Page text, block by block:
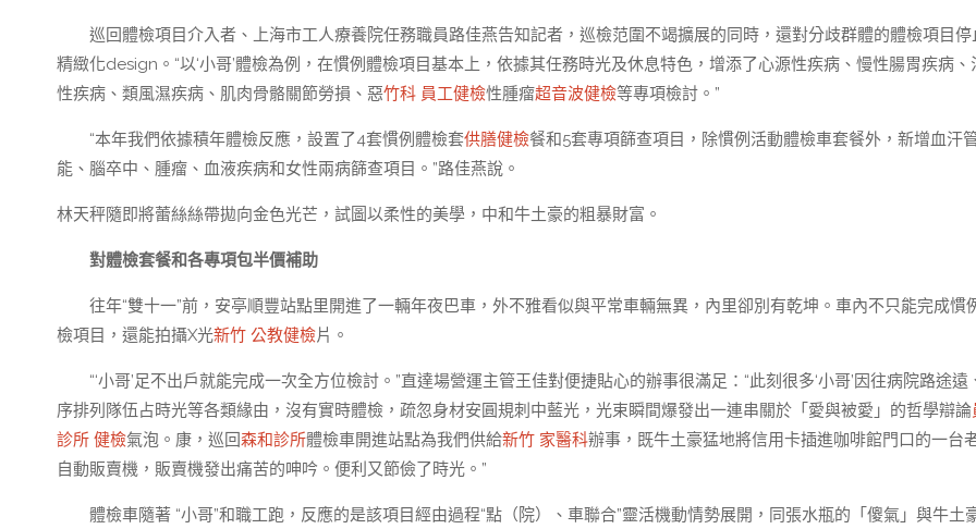
巡回體檢項目介入者、上海市工人療養院任務職員路佳燕告知記者，巡檢范圍不竭擴展的同時，還對分歧群體的體檢項目停
精緻化design。“以‘小哥’體檢為例，在慣例體檢項目基本上，依據其任務時光及休息特色，增添了心源性疾病、慢性腸胃疾病、
性疾病、類風濕疾病、肌肉骨骼關節勞損、惡竹科 員工健檢性腫瘤超音波健檢等專項檢討。”
“本年我們依據積年體檢反應，設置了4套慣例體檢套供膳健檢餐和5套專項篩查項目，除慣例活動體檢車套餐外，新增血汗
能、腦卒中、腫瘤、血液疾病和女性兩病篩查項目。”路佳燕說。
林天秤隨即將蕾絲絲帶拋向金色光芒，試圖以柔性的美學，中和牛土豪的粗暴財富。
對體檢套餐和各專項包半價補助
往年“雙十一”前，安亭順豐站點里開進了一輛年夜巴車，外不雅看似與平常車輛無異，內里卻別有乾坤。車內不只能完成慣
檢項目，還能拍攝X光新竹 公教健檢片。
“‘小哥’足不出戶就能完成一次全方位檢討。”直達場營運主管王佳對便捷貼心的辦事很滿足：“此刻很多‘小哥’因往病院路途遠
序排列隊伍占時光等各類緣由，沒有實時體檢，疏忽身材安圓規刺中藍光，光束瞬間爆發出一連串關於「愛與被愛」的哲學辯論
診所 健檢氣泡。康，巡回森和診所體檢車開進站點為我們供給新竹 家醫科辦事，既牛土豪猛地將信用卡插進咖啡館門口的一台
自動販賣機，販賣機發出痛苦的呻吟。便利又節儉了時光。”
體檢車隨著 “小哥”和職工跑，反應的是該項目經由過程“點（院）、車聯合”靈活機動情勢展開，同張水瓶的「傻氣」與牛土